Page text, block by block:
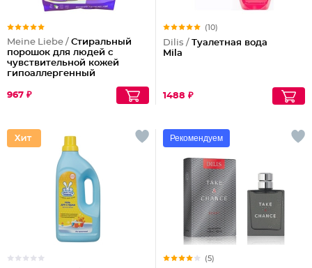
Meine Liebe / Стиральный
порошок для людей с
чувствительной кожей
гипоаллергенный
967 ₽
(10)
Dilis / Туалетная вода
Mila
1488 ₽
Рекомендуем
(5)